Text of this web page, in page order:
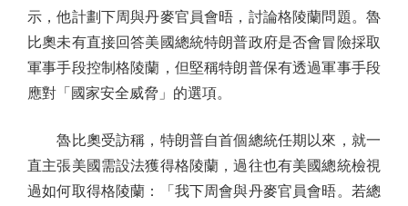
示，他計劃下周與丹麥官員會晤，討論格陵蘭問題。魯
比奧未有直接回答美國總統特朗普政府是否會冒險採取
軍事手段控制格陵蘭，但堅稱特朗普保有透過軍事手段
應對「國家安全威脅」的選項。
魯比奧受訪稱，特朗普自首個總統任期以來，就一
直主張美國需設法獲得格陵蘭，過往也有美國總統檢視
過如何取得格陵蘭：「我下周會與丹麥官員會晤。若總